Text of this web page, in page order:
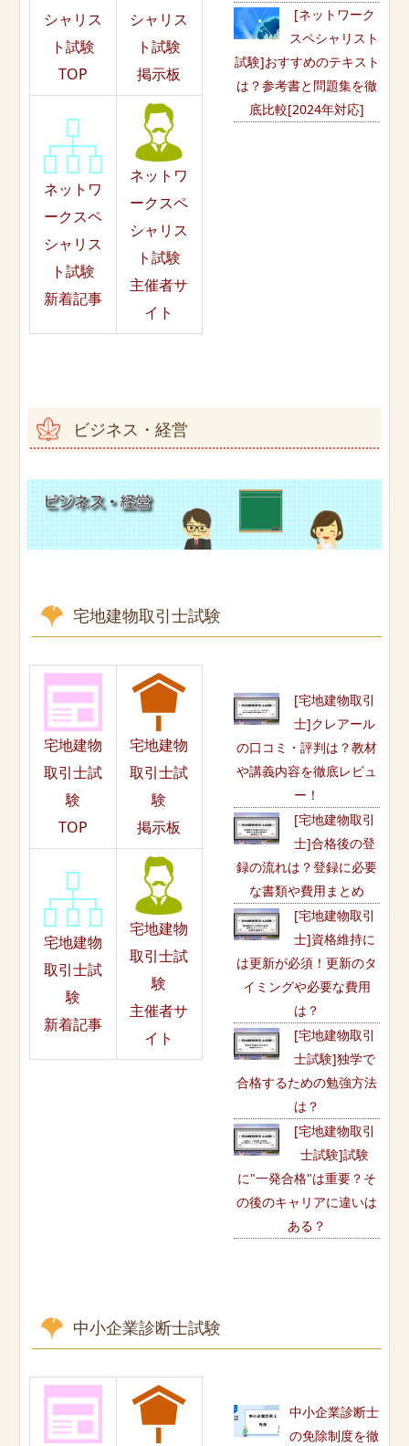
シャリス
ト試験
TOP
シャリス
ト試験
掲示板
ネットワ
ークスペ
シャリス
ト試験
新着記事
ネットワ
ークスペ
シャリス
ト試験
主催者サ
イト
[ネットワーク
スペシャリスト
試験]おすすめのテキスト
は？参考書と問題集を徹
底比較[2024年対応]
ビジネス・経営
宅地建物取引士試験
宅地建物
取引士試
験
TOP
宅地建物
取引士試
験
掲示板
宅地建物
取引士試
験
新着記事
宅地建物
取引士試
験
主催者サ
イト
[宅地建物取引
士]クレアール
の口コミ・評判は？教材
や講義内容を徹底レビュ
ー！
[宅地建物取引
士]合格後の登
録の流れは？登録に必要
な書類や費用まとめ
[宅地建物取引
士]資格維持に
は更新が必須！更新のタ
イミングや必要な費用
は？
[宅地建物取引
士試験]独学で
合格するための勉強方法
は？
[宅地建物取引
士試験]試験
に"一発合格"は重要？そ
の後のキャリアに違いは
ある？
中小企業診断士試験
中小企業診断士
の免除制度を徹